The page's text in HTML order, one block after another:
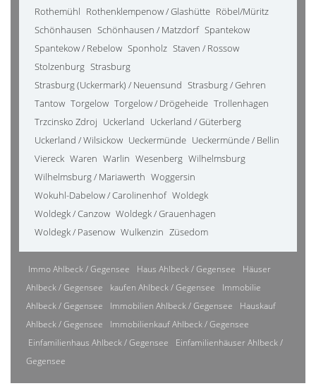
Rothemühl Rothenklempenow / Glashütte Röbel/Müritz
Schönhausen Schönhausen / Matzdorf Spantekow
Spantekow / Rebelow Sponholz Staven / Rossow
Stolzenburg Strasburg
Strasburg (Uckermark) / Neuensund Strasburg / Gehren
Tantow Torgelow Torgelow / Drögeheide Trollenhagen
Trzcinsko Zdroj Uckerland Uckerland / Güterberg
Uckerland / Wilsickow Ueckermünde Ueckermünde / Bellin
Viereck Waren Warlin Wesenberg Wilhelmsburg
Wilhelmsburg / Mariawerth Woggersin
Wokuhl-Dabelow / Carolinenhof Woldegk
Woldegk / Canzow Woldegk / Grauenhagen
Woldegk / Pasenow Wulkenzin Züsedom
Immo Ahlbeck / Gegensee Haus Ahlbeck / Gegensee
Häuser
Ahlbeck / Gegensee
kaufen Ahlbeck / Gegensee
Immobilie
Ahlbeck / Gegensee
Immobilien Ahlbeck / Gegensee
Hauskauf
Ahlbeck / Gegensee
Immobilienkauf Ahlbeck / Gegensee
Einfamilienhaus Ahlbeck / Gegensee
Einfamilienhäuser Ahlbeck /
Gegensee